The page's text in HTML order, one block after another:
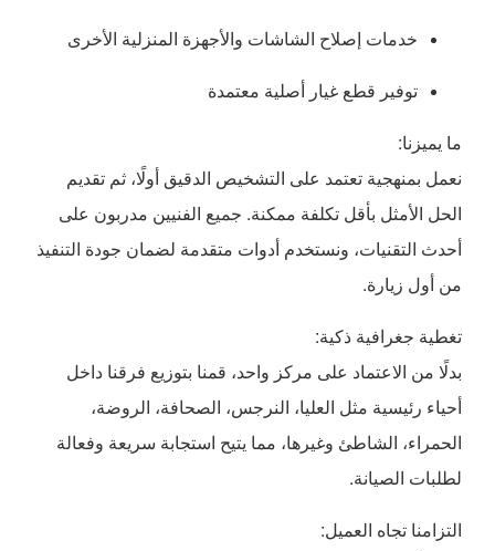
خدمات إصلاح الشاشات والأجهزة المنزلية الأخرى
توفير قطع غيار أصلية معتمدة
ما يميزنا:
نعمل بمنهجية تعتمد على التشخيص الدقيق أولًا، ثم تقديم
الحل الأمثل بأقل تكلفة ممكنة. جميع الفنيين مدربون على
أحدث التقنيات، ونستخدم أدوات متقدمة لضمان جودة التنفيذ
من أول زيارة.
تغطية جغرافية ذكية:
بدلًا من الاعتماد على مركز واحد، قمنا بتوزيع فرقنا داخل
أحياء رئيسية مثل العليا، النرجس، الصحافة، الروضة،
الحمراء، الشاطئ وغيرها، مما يتيح استجابة سريعة وفعالة
لطلبات الصيانة.
التزامنا تجاه العميل: